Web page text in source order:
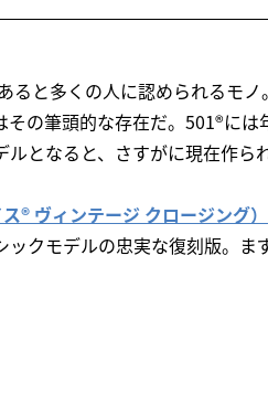
ると多くの人に認められるモノ
の筆頭的な存在だ。501®には
となると、さすがに現在作ら
® ヴィンテージ クロージング）
クモデルの忠実な復刻版。ま